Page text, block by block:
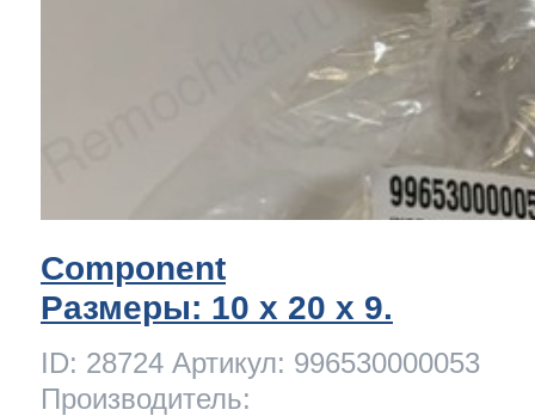
Component
Размеры: 10 x 20 х 9.
ID: 28724 Артикул: 996530000053
Производитель: